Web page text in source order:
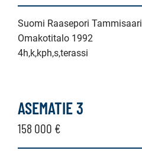
Suomi Raasepori Tammisaari
Omakotitalo 1992
4h,k,kph,s,terassi
ASEMATIE 3
158 000 €